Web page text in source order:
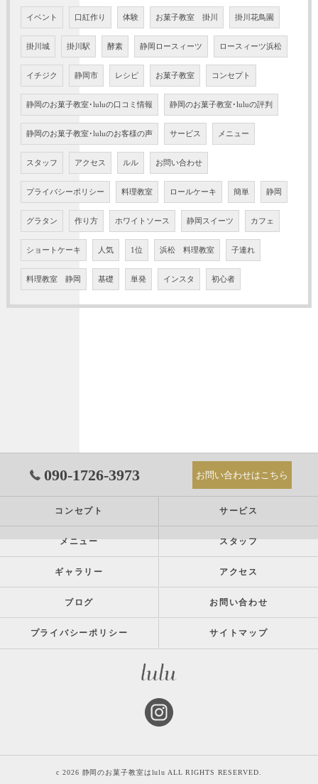
イベント 口紅作り 体験 お菓子教室 掛川 掛川花鳥園
掛川城 掛川駅 酵素 静岡ロースィーツ ロースィーツ浜松
イチジク 静岡市 レシピ お菓子教室 コンセプト
静岡のお菓子教室･luluの口コミ情報 静岡のお菓子教室･luluの評判
静岡のお菓子教室･luluのお客様の声 サービス メニュー
スタッフ アクセス ルル お問い合わせ
プライバシーポリシー 料理教室 ロールケーキ 簡単 静岡
グラタン 作り方 ホワイトソース 静岡スイーツ カフェ
ショートケーキ 人気 1位 浜松 料理教室 子連れ
料理教室 静岡 基礎 単発 インスタ 初心者
090-1726-3973 お問い合わせはこちら
コンセプト サービス
メニュー スタッフ
ギャラリー アクセス
ブログ お問い合わせ
プライバシーポリシー サイトマップ
c 2026 静岡のお菓子教室はlulu ALL RIGHTS RESERVED.